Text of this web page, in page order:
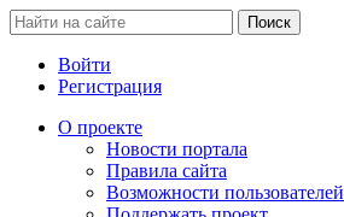
Войти
Регистрация
О проекте
Новости портала
Правила сайта
Возможности пользователей